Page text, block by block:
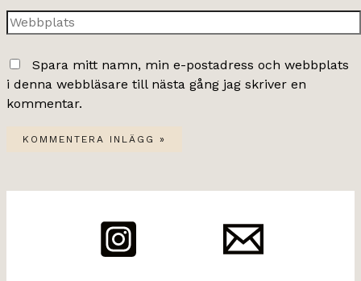
Webbplats
Spara mitt namn, min e-postadress och webbplats
i denna webbläsare till nästa gång jag skriver en
kommentar.